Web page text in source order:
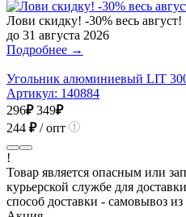
Лови скидку! -30% весь август!
до 31 августа 2026
Подробнее →
Угольник алюминиевый LIT
Артикул: 140884
296₽ 349₽
244 ₽/ опт
!
Товар является опасным или
курьерской службе для
способ доставки - самовывоз